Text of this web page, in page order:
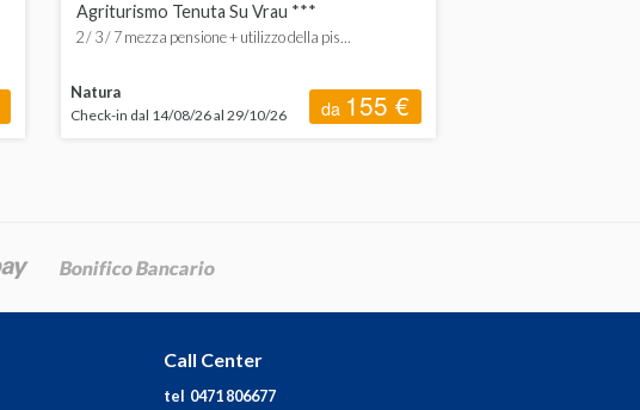
Agriturismo Tenuta Su Vrau ***
2 / 3 / 7 mezza pensione + utilizzo della pis...
Natura
Check-in dal 14/08/26 al 29/10/26 da 155 €
Call Center
tel 0471 806677